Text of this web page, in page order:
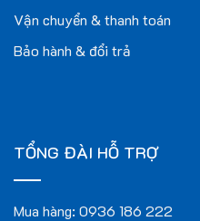
Vận chuyển & thanh toán
Bảo hành & đổi trả
TỔNG ĐÀI HỖ TRỢ
Mua hàng: 0936 186 222